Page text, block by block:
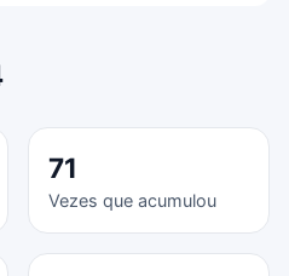
71
Vezes que acumulou